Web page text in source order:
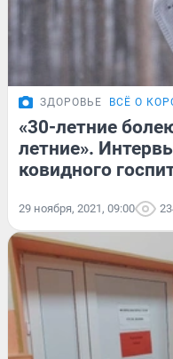
ЗДОРОВЬЕ ВСЁ О
«30-летние
летние».
ковидного
29 ноября, 2021, 09:00